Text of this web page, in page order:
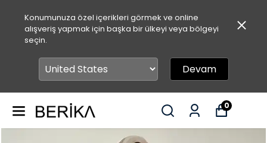
Konumunuza özel içerikleri görmek ve online
alışveriş yapmak için başka bir ülkeyi veya bölgeyi
seçin.
Devam
0